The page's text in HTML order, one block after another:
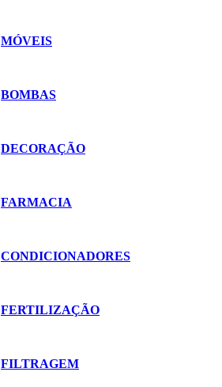
MÓVEIS
BOMBAS
DECORAÇÃO
FARMACIA
CONDICIONADORES
FERTILIZAÇÃO
FILTRAGEM